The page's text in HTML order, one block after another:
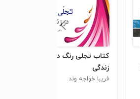
کتاب تجلی رنگ در
زندگی
فریبا خواجه وند